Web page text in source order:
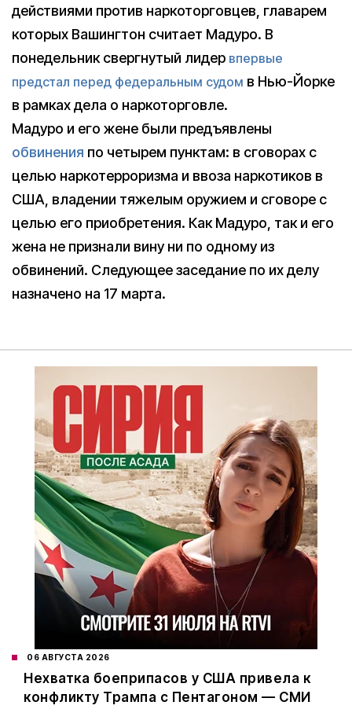
действиями против наркоторговцев, главарем
которых Вашингтон считает Мадуро. В
понедельник свергнутый лидер впервые
предстал перед федеральным судом в Нью-Йорке
в рамках дела о наркоторговле.
Мадуро и его жене были предъявлены
обвинения по четырем пунктам: в сговорах с
целью наркотерроризма и ввоза наркотиков в
США, владении тяжелым оружием и сговоре с
целью его приобретения. Как Мадуро, так и его
жена не признали вину ни по одному из
обвинений. Следующее заседание по их делу
назначено на 17 марта.
06 АВГУСТА 2026
Нехватка боеприпасов у США привела к
конфликту Трампа с Пентагоном — СМИ